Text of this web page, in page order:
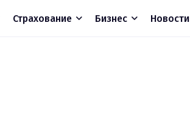
Страхование Бизнес Новости